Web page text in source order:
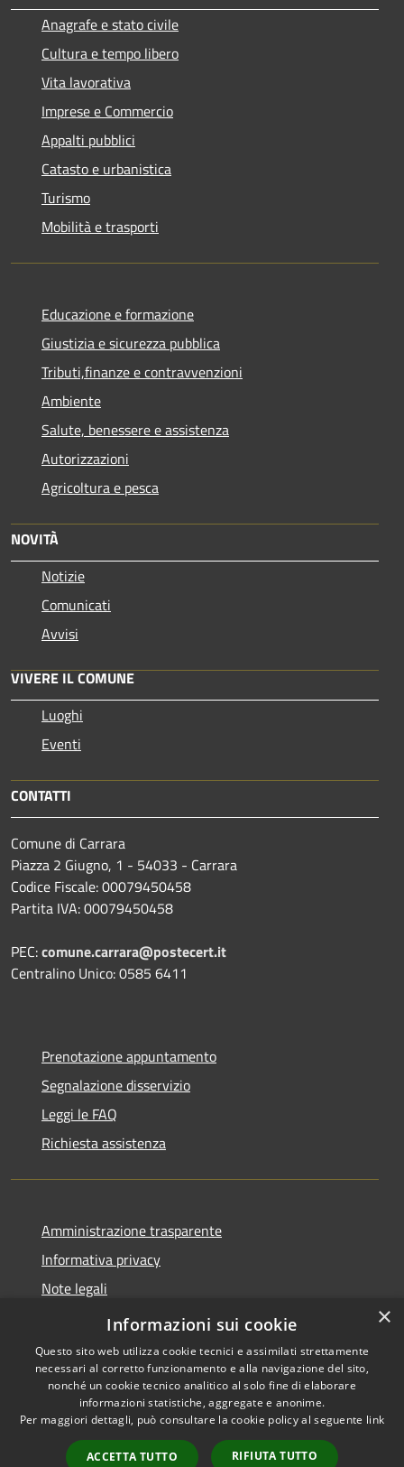
Anagrafe e stato civile
Cultura e tempo libero
Vita lavorativa
Imprese e Commercio
Appalti pubblici
Catasto e urbanistica
Turismo
Mobilità e trasporti
Educazione e formazione
Giustizia e sicurezza pubblica
Tributi,finanze e contravvenzioni
Ambiente
Salute, benessere e assistenza
Autorizzazioni
Agricoltura e pesca
NOVITÀ
Notizie
Comunicati
Avvisi
VIVERE IL COMUNE
Luoghi
Eventi
CONTATTI
Comune di Carrara
Piazza 2 Giugno, 1 - 54033 - Carrara
Codice Fiscale: 00079450458
Partita IVA: 00079450458
PEC:comune.carrara@postecert.it
Centralino Unico: 0585 6411
Prenotazione appuntamento
Segnalazione disservizio
Leggi le FAQ
Richiesta assistenza
Amministrazione trasparente
Informativa privacy
Note legali
Dichiarazione di accessibilità
Accessibilità
Copyright © 2026 • Comune di
Carrara • Powered by
Municipium•
Accesso
×
Informazioni sui cookie
Questo sito web utilizza cookie tecnici e assimilati strettamente
necessari al corretto funzionamento e alla navigazione del sito,
nonché un cookie tecnico analitico al solo fine di elaborare
informazioni statistiche, aggregate e anonime.
Per maggiori dettagli, può consultare la cookie policy al seguente link
ACCETTA TUTTO RIFIUTA TUTTO